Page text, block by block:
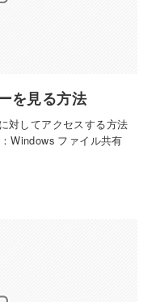
を見る方法
対してアクセスする方法
Windows ファイル共有